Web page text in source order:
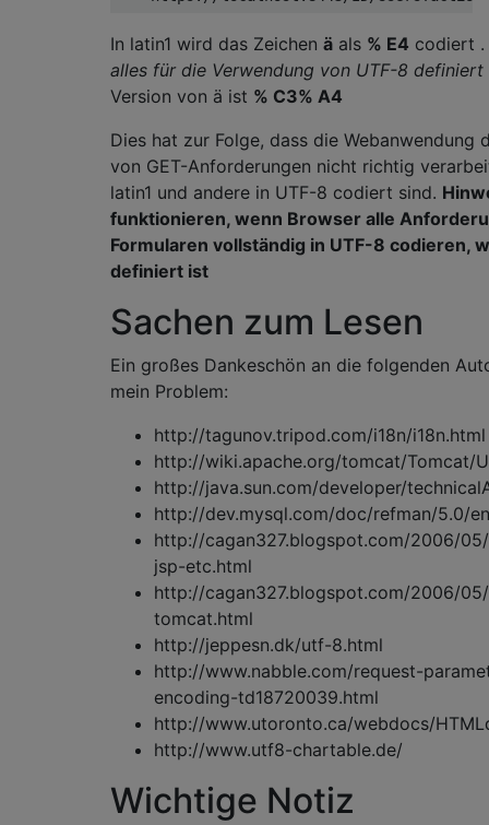
In latin1 wird das Zeichen ä als % E4 codiert .
alles für die Verwendung von UTF-8 definiert
Version von ä ist % C3% A4
Dies hat zur Folge, dass die Webanwendung
von GET-Anforderungen nicht richtig
latin1 und andere in UTF-8 codiert sind.
funktionieren, wenn Browser alle
Formularen vollständig in UTF-8 codieren,
definiert ist
Sachen zum Lesen
Ein großes Dankeschön an die folgenden
mein Problem:
http://tagunov.tripod.com/i18n/i18n.html
http://wiki.apache.org/tomcat/Tomcat/
http://java.sun.com/developer/
http://dev.mysql.com/doc/refman/5.0/
http://cagan327.blogspot.com/2006/
jsp-etc.html
http://cagan327.blogspot.com/2006/
tomcat.html
http://jeppesn.dk/utf-8.html
http://www.nabble.com/request-
encoding-td18720039.html
http://www.utoronto.ca/webdocs/
http://www.utf8-chartable.de/
Wichtige Notiz